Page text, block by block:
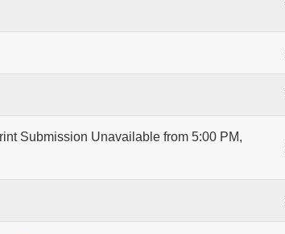
Submission Unavailable from 5:00 PM,